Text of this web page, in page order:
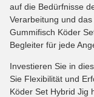
auf die Bedürfnisse
Verarbeitung und
Gummifisch Köder
Begleiter für jede
Investieren Sie in
Sie Flexibilität und
Köder Set Hybrid Jig